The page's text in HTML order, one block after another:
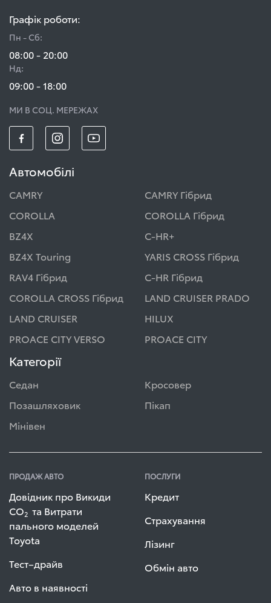
Графік роботи:
Пн - Сб:
08:00 - 20:00
Нд:
09:00 - 18:00
МИ В СОЦ. МЕРЕЖАХ
Автомобілі
CAMRY
CAMRY Гібрид
COROLLA
COROLLA Гібрид
BZ4X
C-HR+
BZ4X Touring
YARIS CROSS Гібрид
RAV4 Гібрид
C-HR Гібрид
COROLLA CROSS Гібрид
LAND CRUISER PRADO
LAND CRUISER
HILUX
PROACE CITY VERSO
PROACE CITY
Категорії
Седан
Кросовер
Позашляховик
Пікап
Мінівен
ПРОДАЖ АВТО
Довідник про Викиди
СО2 та Витрати
пального моделей
Toyota
Тест–драйв
Авто в наявності
ПОСЛУГИ
Кредит
Страхування
Лізинг
Обмін авто